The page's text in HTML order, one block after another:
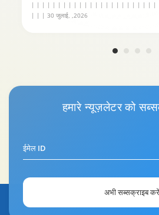
| | | | | | | | | | | | | | | | | | | | | | | |
| | | 30 जुलाई, ,2026
हमारेन्यूज़लेटरको
ईमेल ID
अभी सब्सक्राइब करें